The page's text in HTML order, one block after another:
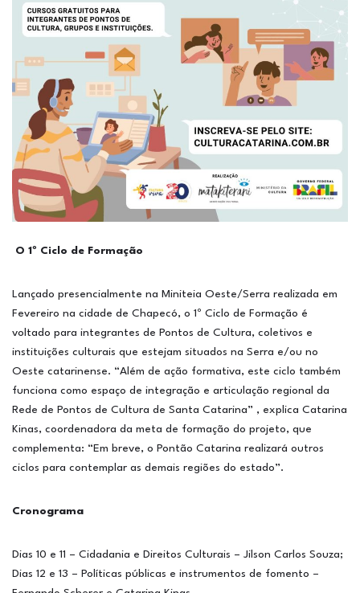
O 1º Ciclo de Formação
Lançado presencialmente na Miniteia Oeste/Serra realizada em
Fevereiro na cidade de Chapecó, o 1º Ciclo de Formação é
voltado para integrantes de Pontos de Cultura, coletivos e
instituições culturais que estejam situados na Serra e/ou no
Oeste catarinense. “Além de ação formativa, este ciclo também
funciona como espaço de integração e articulação regional da
Rede de Pontos de Cultura de Santa Catarina” , explica Catarina
Kinas, coordenadora da meta de formação do projeto, que
complementa: “Em breve, o Pontão Catarina realizará outros
ciclos para contemplar as demais regiões do estado”.
Cronograma
Dias 10 e 11 – Cidadania e Direitos Culturais – Jilson Carlos Souza;
Dias 12 e 13 – Políticas públicas e instrumentos de fomento –